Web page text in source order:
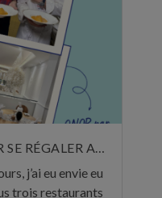
TROIS ADRESSES POUR SE RÉGALER AU MOIS DE MAI
j’ai eu envie eu
trois restaurants